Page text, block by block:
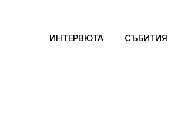
ИНТЕРВЮТА СЪБИТИЯ